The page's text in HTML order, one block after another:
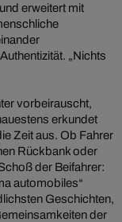
erweitert mit
„Nichts
vorbeirauscht,
erkundet
Zeit aus. Ob Fahrer
Rückbank oder
der Beifahrer:
automobiles“
Geschichten,
der